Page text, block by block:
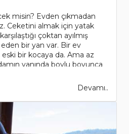
misin? Evden çıkmadan
Ceketini almak için yatak
çoktan ayılmış
bir yan var. Bir ev
eski bir kocaya da. Ama az
yanında boylu boyunca
Devamı..